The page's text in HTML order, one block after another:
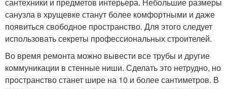
санузла в хрущевке станут более комфортными и даже
появиться свободное пространство. Для этого следует
использовать секреты профессиональных строителей.
Во время ремонта можно вывести все трубы и другие
коммуникации в стенные ниши. Сделать это нетрудно, но
пространство станет шире на 10 и более сантиметров. В